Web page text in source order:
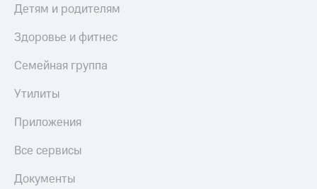
Детям и родителям
Здоровье и фитнес
Семейная группа
Утилиты
Приложения
Все сервисы
Документы